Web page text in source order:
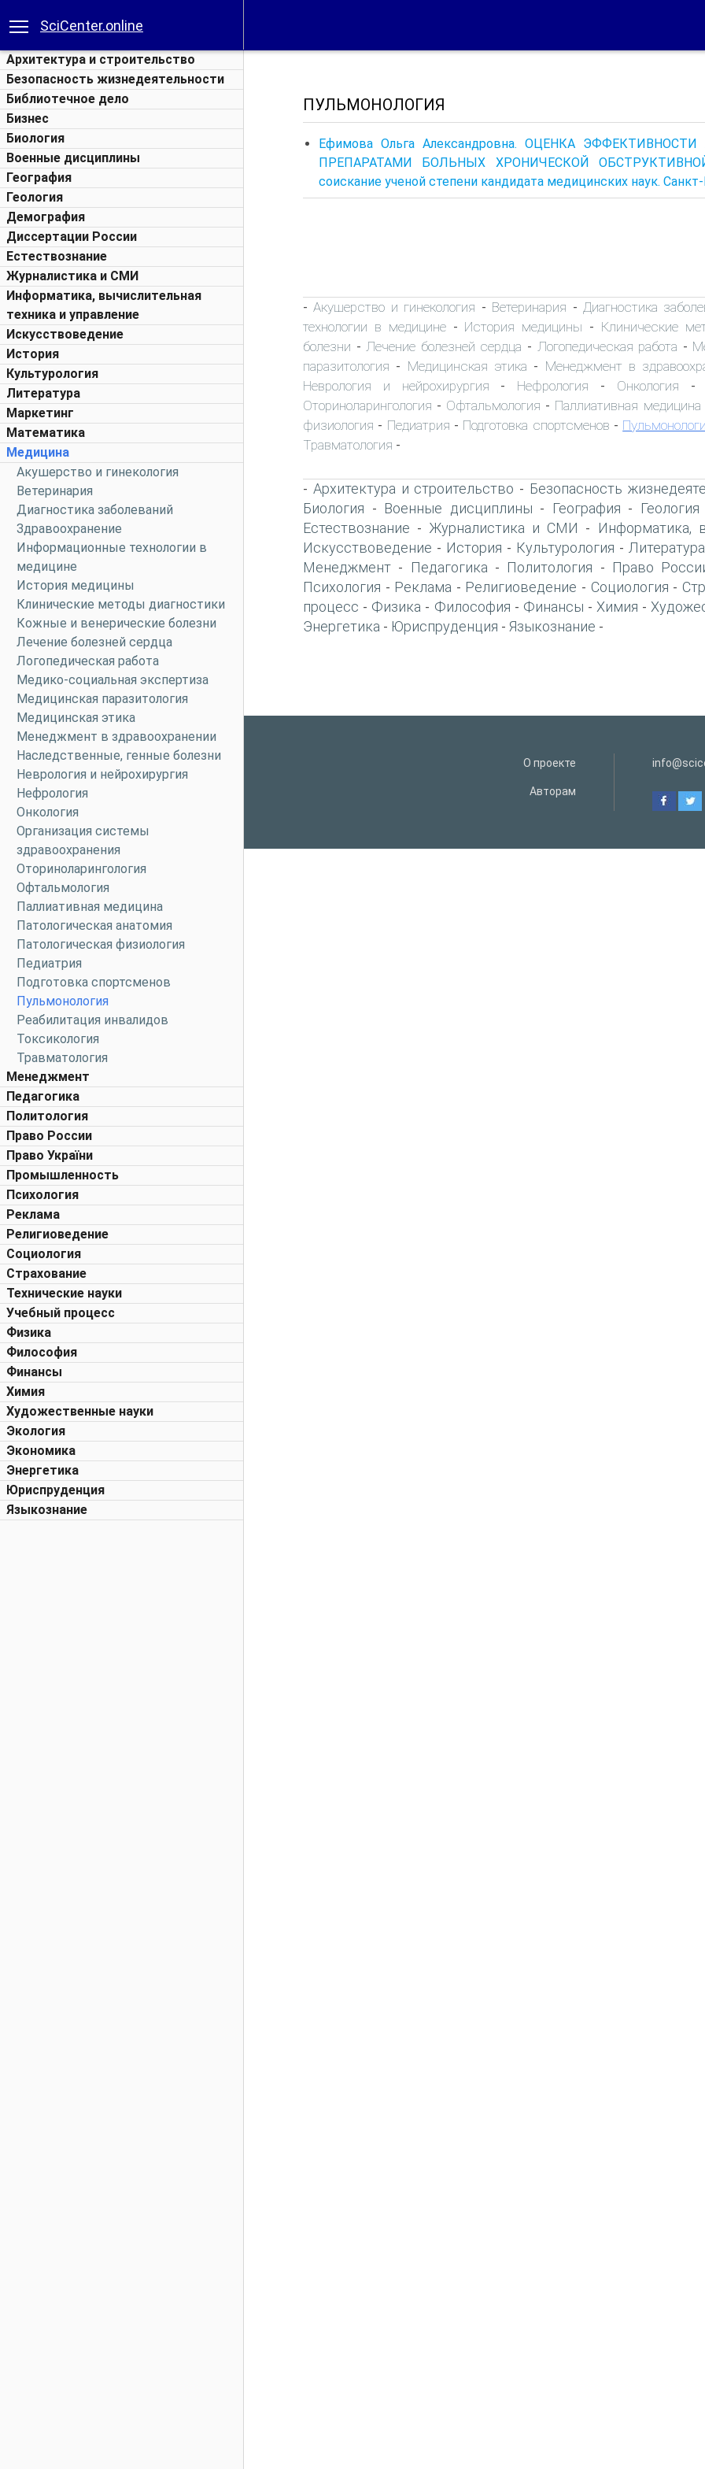
SciCenter.online
Архитектура и строительство
Безопасность жизнедеятельности
Библиотечное дело
Бизнес
Биология
Военные дисциплины
География
Геология
Демография
Диссертации России
Естествознание
Журналистика и СМИ
Информатика, вычислительная
техника и управление
Искусствоведение
История
Культурология
Литература
Маркетинг
Математика
Медицина
Акушерство и гинекология
Ветеринария
Диагностика заболеваний
Здравоохранение
Информационные технологии в
медицине
История медицины
Клинические методы диагностики
Кожные и венерические болезни
Лечение болезней сердца
Логопедическая работа
Медико-социальная экспертиза
Медицинская паразитология
Медицинская этика
Менеджмент в здравоохранении
Наследственные, генные болезни
Неврология и нейрохирургия
Нефрология
Онкология
Организация системы
здравоохранения
Оториноларингология
Офтальмология
Паллиативная медицина
Патологическая анатомия
Патологическая физиология
Педиатрия
Подготовка спортсменов
Пульмонология
Реабилитация инвалидов
Токсикология
Травматология
Менеджмент
Педагогика
Политология
Право России
Право України
Промышленность
Психология
Реклама
Религиоведение
Социология
Страхование
Технические науки
Учебный процесс
Физика
Философия
Финансы
Химия
Художественные науки
Экология
Экономика
Энергетика
Юриспруденция
Языкознание
ПУЛЬМОНОЛОГИЯ
Ефимова Ольга Александровна. ОЦЕНКА
ПРЕПАРАТАМИ БОЛЬНЫХ ХРОНИЧЕСКОЙ
соискание ученой степени кандидата медицинских наук.
-Акушерство и гинекология - Ветеринария - Диагностика
технологии в медицине- История медицины - Клинические
болезни -Лечение болезней сердца - Логопедическая работа -
паразитология - Медицинская этика - Менеджмент в
Неврология и нейрохирургия - Нефрология - Онкология -
Оториноларингология - Офтальмология - Паллиативная медицина
физиология - Педиатрия - Подготовка спортсменов -
Травматология -
- Архитектура и строительство - Безопасность
Биология - Военные дисциплины - География - Геология
Естествознание - Журналистика и СМИ - Информатика,
Искусствоведение - История - Культурология - Литература
Менеджмент - Педагогика - Политология - Право
Психология - Реклама - Религиоведение - Социология -
процесс - Физика - Философия - Финансы - Химия -
Энергетика - Юриспруденция - Языкознание -
О проекте
Авторам